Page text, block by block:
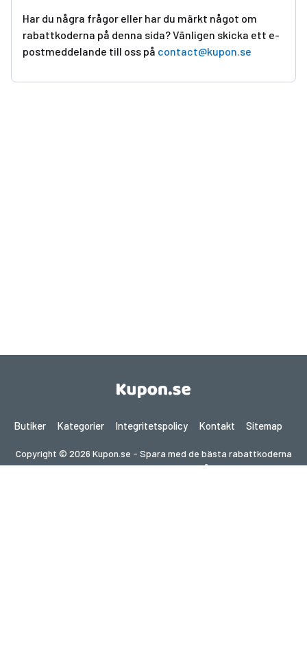
Har du några frågor eller har du märkt något om
rabattkoderna på denna sida? Vänligen skicka ett e-
postmeddelande till oss på contact@kupon.se
Butiker Kategorier Integritetspolicy Kontakt Sitemap
Copyright © 2026 Kupon.se - Spara med de bästa rabattkoderna
2026. Alla rättigheter förbehållna.